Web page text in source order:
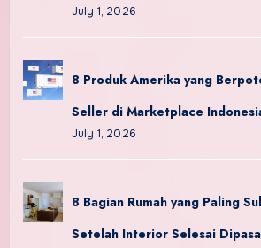
July 1, 2026
8 Produk Amerika yang
Seller di Marketplace
July 1, 2026
8 Bagian Rumah yang Paling
Setelah Interior Selesai